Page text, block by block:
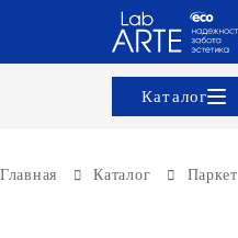
Каталог
Главная Каталог Паркет